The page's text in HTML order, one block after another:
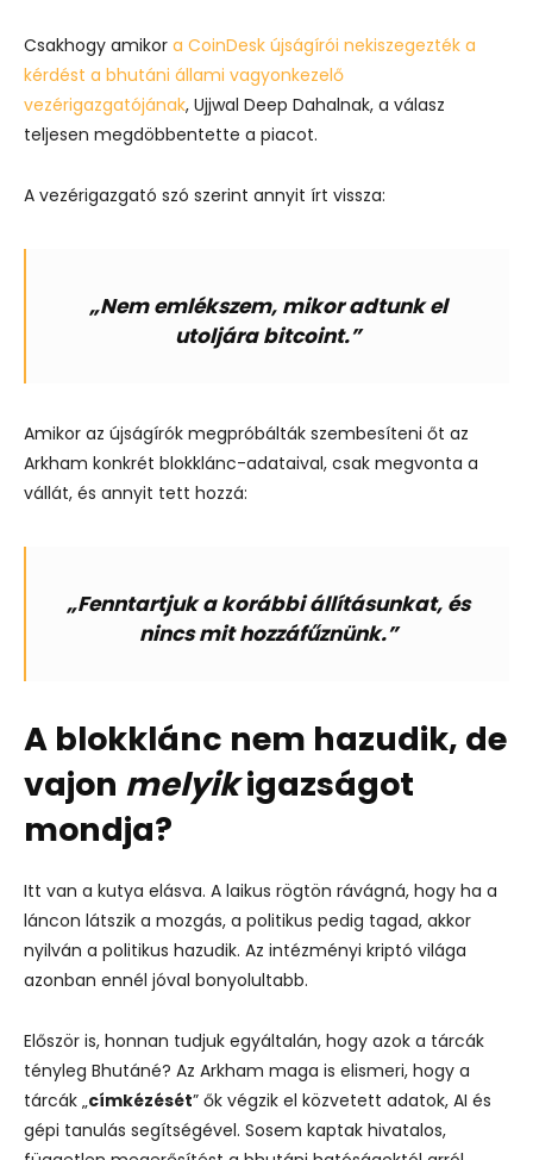
Csakhogy amikor a CoinDesk újságírói nekiszegezték a
kérdést a bhutáni állami vagyonkezelő
vezérigazgatójának, Ujjwal Deep Dahalnak, a válasz
teljesen megdöbbentette a piacot.
A vezérigazgató szó szerint annyit írt vissza:
„Nem emlékszem, mikor adtunk el
utoljára bitcoint.”
Amikor az újságírók megpróbálták szembesíteni őt az
Arkham konkrét blokklánc-adataival, csak megvonta a
vállát, és annyit tett hozzá:
„Fenntartjuk a korábbi állításunkat, és
nincs mit hozzáfűznünk.”
A blokklánc nem hazudik, de
vajon melyikigazságot
mondja?
Itt van a kutya elásva. A laikus rögtön rávágná, hogy ha a
láncon látszik a mozgás, a politikus pedig tagad, akkor
nyilván a politikus hazudik. Az intézményi kriptó világa
azonban ennél jóval bonyolultabb.
Először is, honnan tudjuk egyáltalán, hogy azok a tárcák
tényleg Bhutáné? Az Arkham maga is elismeri, hogy a
tárcák „címkézését” ők végzik el közvetett adatok, AI és
gépi tanulás segítségével. Sosem kaptak hivatalos,